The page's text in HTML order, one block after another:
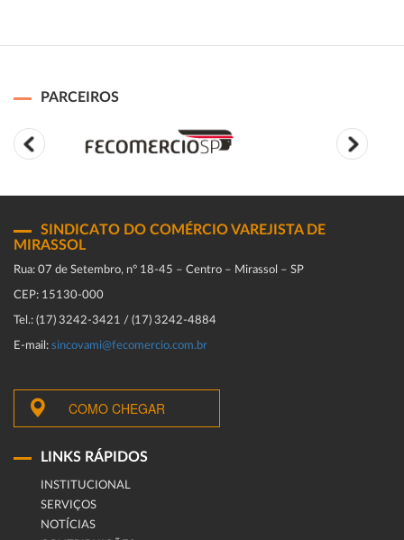
PARCEIROS
SINDICATO DO COMÉRCIO VAREJISTA DE
MIRASSOL
Rua: 07 de Setembro, n° 18-45 – Centro – Mirassol – SP
CEP: 15130-000
Tel.: (17) 3242-3421 / (17) 3242-4884
E-mail: sincovami@fecomercio.com.br
COMO CHEGAR
LINKS RÁPIDOS
INSTITUCIONAL
SERVIÇOS
NOTÍCIAS